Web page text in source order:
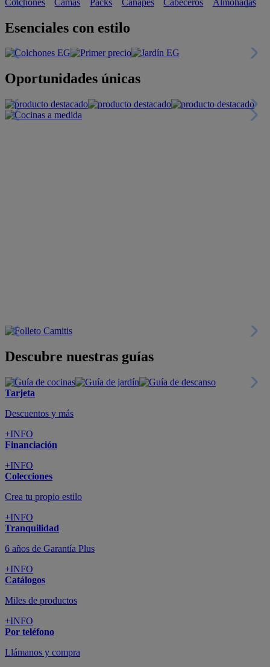
Esenciales con estilo
Oportunidades únicas
Descubre nuestras guías
Tarjeta
Descuentos y más
+INFO
Financiación
+INFO
Colecciones
Crea tu propio estilo
+INFO
Tranquilidad
6 años de Garantía Plus
+INFO
Catálogos
Miles de productos
+INFO
Por teléfono
Llámanos y compra